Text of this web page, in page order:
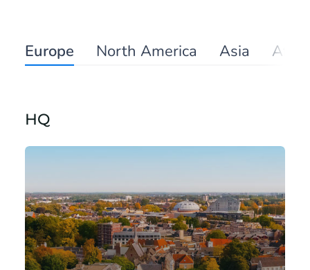
Europe North America Asia
HQ